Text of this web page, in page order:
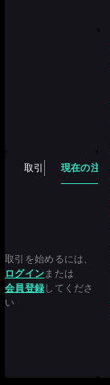
取引 現在の注文
取引を始めるには、
ログインまたは
会員登録 してくださ
い